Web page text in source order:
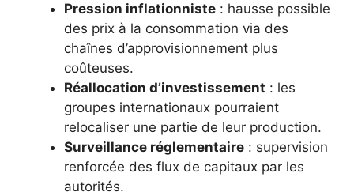
Pression inflationniste : hausse possible
des prix à la consommation via des
chaînes d’approvisionnement plus
coûteuses.
Réallocation d’investissement : les
groupes internationaux pourraient
relocaliser une partie de leur production.
Surveillance réglementaire : supervision
renforcée des flux de capitaux par les
autorités.